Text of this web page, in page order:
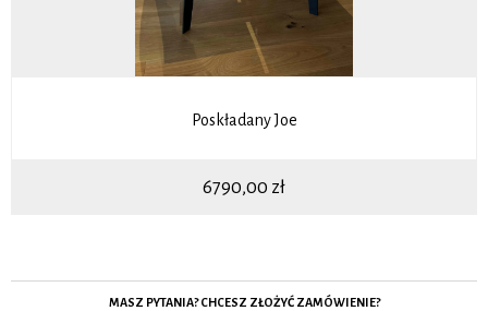
Poskładany Joe
6790,00 zł
MASZ PYTANIA? CHCESZ ZŁOŻYĆ ZAMÓWIENIE?